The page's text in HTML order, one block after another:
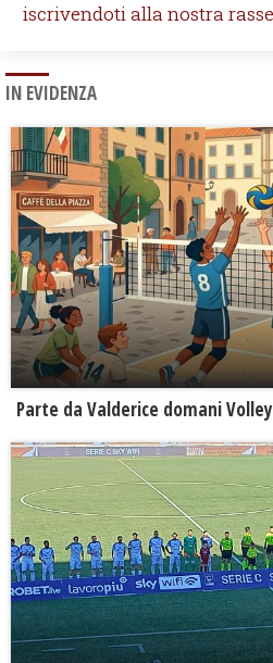
iscrivendoti alla nostra
IN EVIDENZA
Parte da Valderice domani